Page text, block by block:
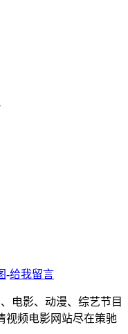
-给我留言
电影、动漫、综艺节目
视频电影网站尽在策驰